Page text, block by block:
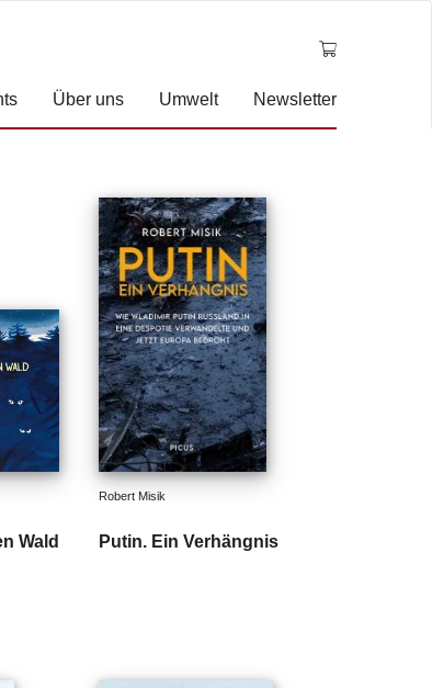
Über uns Umwelt
Newsletter
Wald
Robert Misik
Putin. Ein Verhängnis